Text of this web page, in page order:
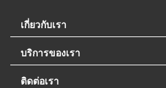
เกี่ยวกับเรา
บริการของเรา
ติดต่อเรา